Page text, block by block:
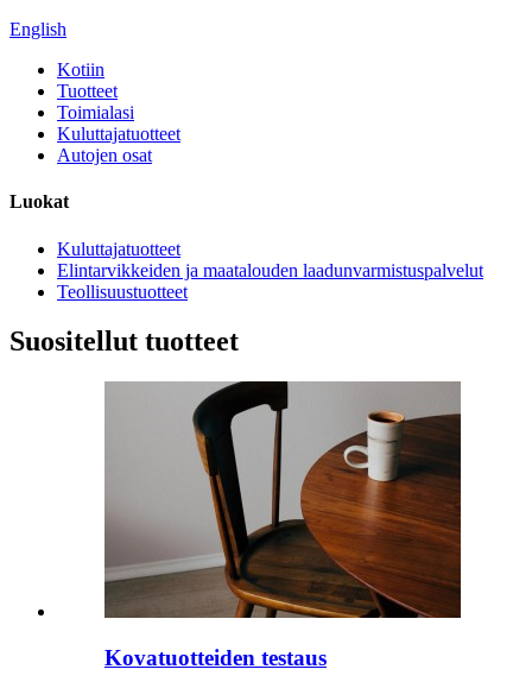
English
Kotiin
Tuotteet
Toimialasi
Kuluttajatuotteet
Autojen osat
Luokat
Kuluttajatuotteet
Elintarvikkeiden ja maatalouden laadunvarmistuspalvelut
Teollisuustuotteet
Suositellut tuotteet
Kovatuotteiden testaus